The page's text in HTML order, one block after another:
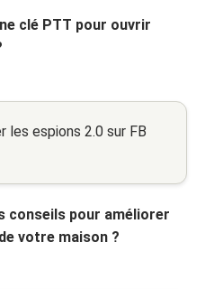
clé PTT pour ouvrir
les espions 2.0 sur FB
conseils pour améliorer
votre maison ?